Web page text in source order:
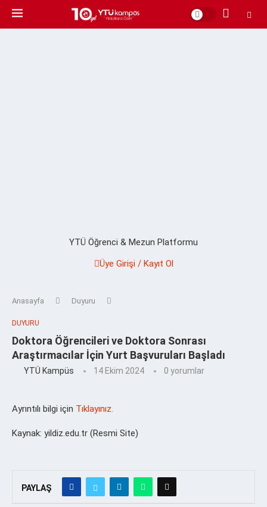
YTÜ Öğrenci & Mezun Platformu
Üye Girişi / Kayıt Ol
Anasayfa Duyuru
DUYURU
Doktora Öğrencileri ve Doktora Sonrası
Araştırmacılar İçin Yurt Başvuruları Başladı
YTÜ Kampüs 14 Ekim 2024 0 yorumlar
Ayrıntılı bilgi için Tıklayınız.
Kaynak: yildiz.edu.tr (Resmi Site)
PAYLAŞ